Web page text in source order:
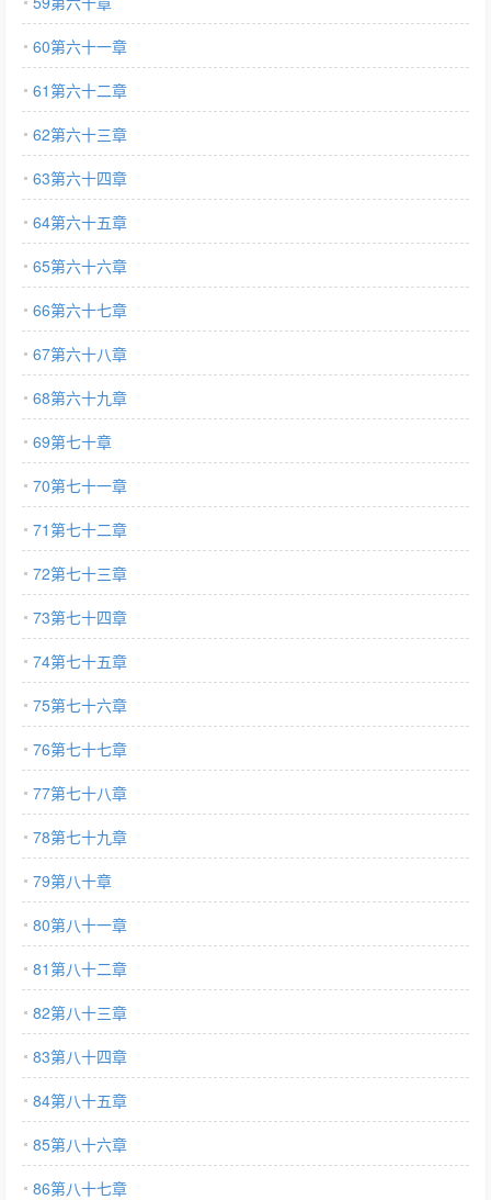
60第六十一章
61第六十二章
62第六十三章
63第六十四章
64第六十五章
65第六十六章
66第六十七章
67第六十八章
68第六十九章
69第七十章
70第七十一章
71第七十二章
72第七十三章
73第七十四章
74第七十五章
75第七十六章
76第七十七章
77第七十八章
78第七十九章
79第八十章
80第八十一章
81第八十二章
82第八十三章
83第八十四章
84第八十五章
85第八十六章
86第八十七章